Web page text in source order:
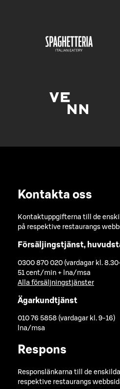
Kontakta oss
Kontaktuppgifterna till de
på respektive restaurangs
Försäljingstjänst,
0300 870 020 (vardagar kl.
51 cent/min + lna/msa
Alla försäljningstjänster
Ägarkundtjänst
010 76 5858 (vardagar kl. 9-16)
lna/msa
Respons
Responslänkarna till de
respektive restaurangs